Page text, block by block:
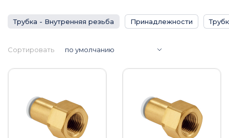
Трубка - Внутренняя резьба Принадлежности
Сортировать